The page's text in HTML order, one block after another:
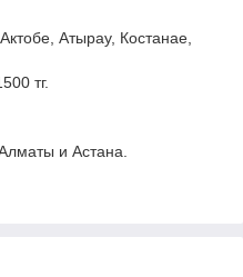
Атырау, Костанае,
тг.
и Астана.